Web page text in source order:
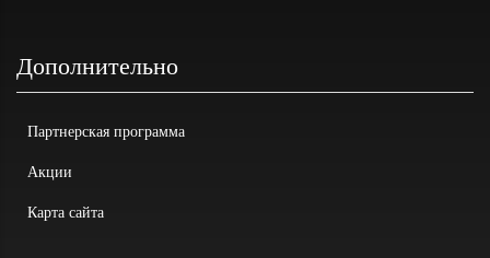
Дополнительно
Партнерская программа
Акции
Карта сайта